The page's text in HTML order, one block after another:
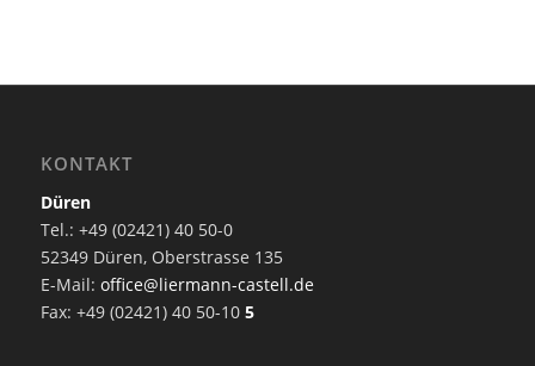
KONTAKT
Düren
Tel.: +49 (02421) 40 50-0
52349 Düren, Oberstrasse 135
E-Mail: office@liermann-castell.de
Fax: +49 (02421) 40 50-10 5